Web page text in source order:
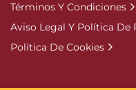
Términos Y Condiciones
Aviso Legal Y Política De
Política De Cookies